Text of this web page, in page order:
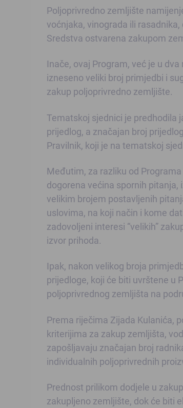
Poljoprivredno zemljište
voćnjaka, vinograda ili
Sredstva ostvarena zakupom
Inače, ovaj Program, već je u
izneseno veliki broj primjedbi i
zakup poljoprivredno zemljište.
Tematskoj sjednici je predhodila
prijedlog, a značajan broj
Pravilnik, koji je na tematskoj
Međutim, za razliku od
dogorena većina spornih
velikim brojem postavljenih
uslovima, na koji način i kome
zadovoljeni interesi “velikih”
izvor prihoda.
Ipak, nakon velikog broja
prijedloge, koji će biti uvrštene u
poljoprivrednog zemljišta na
Prema riječima Zijada Kulanića,
kriterijima za zakup zemljišta,
zapošljavaju značajan broj
individualnih poljoprivrednih
Prednost prilikom dodjele u
zakupljeno zemljište, dok će biti